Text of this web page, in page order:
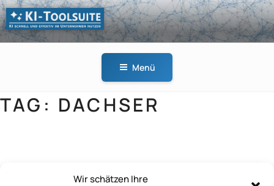
Wir schätzen Ihre
Zum
Inhalt
springen
KI-
Menü
TAG: DACHSER